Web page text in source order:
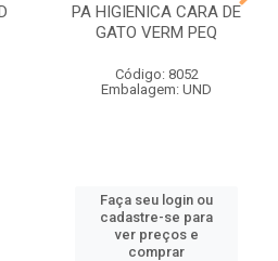
PA HIGIENICA CARA DE
GATO VERM PEQ
Código: 8052
Embalagem: UND
Faça seu login ou
cadastre-se para
ver preços e
comprar